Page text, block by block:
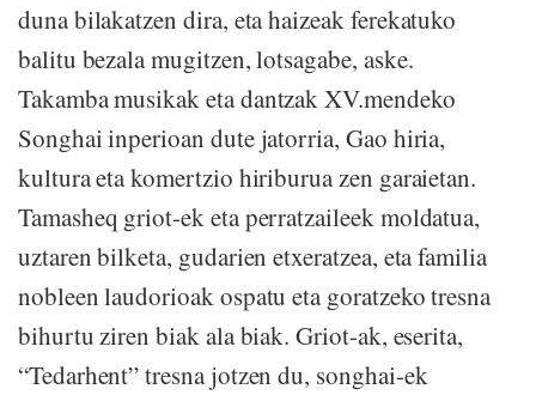
duna bilakatzen dira, eta haizeak ferekatuko
balitu bezala mugitzen, lotsagabe, aske.
Takamba musikak eta dantzak XV.mendeko
Songhai inperioan dute jatorria, Gao hiria,
kultura eta komertzio hiriburua zen garaietan.
Tamasheq griot-ek eta perratzaileek moldatua,
uztaren bilketa, gudarien etxeratzea, eta familia
nobleen laudorioak ospatu eta goratzeko tresna
bihurtu ziren biak ala biak. Griot-ak, eserita,
“Tedarhent” tresna jotzen du, songhai-ek